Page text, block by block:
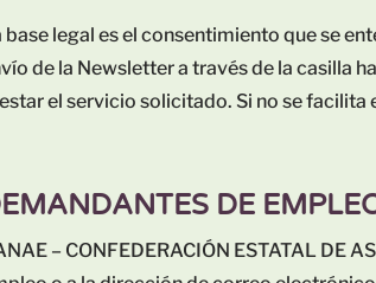
base legal es el consentimiento que se
de la Newsletter a través de la casilla
el servicio solicitado. Si no se
DE
– CONFEDERACIÓN ESTATAL DE